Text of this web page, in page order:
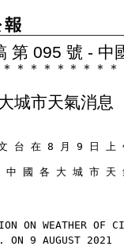
第 095 號 - 中
＊ ＊ ＊ ＊ ＊ ＊ ＊ ＊ ＊
城市天氣消息
台 在 8 月 9 日 上
國 各 大 城 市 天
ON WEATHER
9 AUGUST 2021